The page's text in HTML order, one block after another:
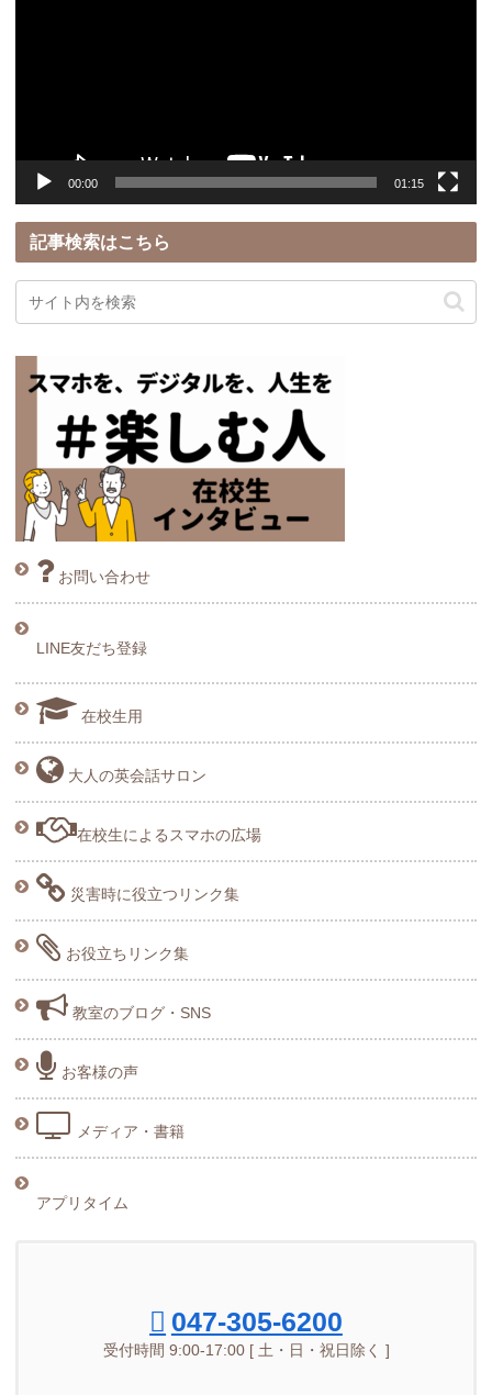
00:00 01:15
記事検索はこちら
お問い合わせ
LINE友だち登録
在校生用
大人の英会話サロン
在校生によるスマホの広場
災害時に役立つリンク集
お役立ちリンク集
教室のブログ・SNS
お客様の声
メディア・書籍
アプリタイム
047-305-6200
受付時間 9:00-17:00 [ 土・日・祝日除く ]